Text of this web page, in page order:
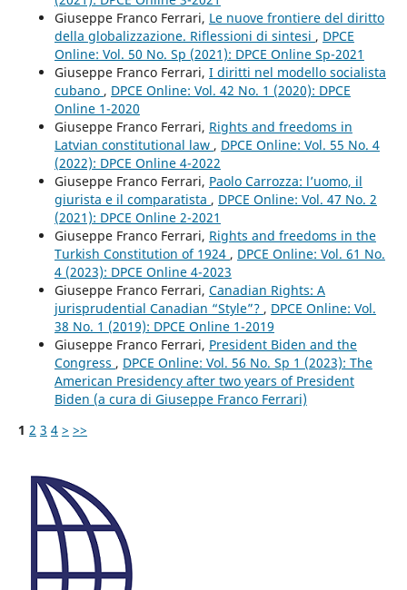
Giuseppe Franco Ferrari, Le nuove frontiere del diritto
della globalizzazione. Riflessioni di sintesi , DPCE
Online: Vol. 50 No. Sp (2021): DPCE Online Sp-2021
Giuseppe Franco Ferrari, I diritti nel modello socialista
cubano , DPCE Online: Vol. 42 No. 1 (2020): DPCE
Online 1-2020
Giuseppe Franco Ferrari, Rights and freedoms in
Latvian constitutional law , DPCE Online: Vol. 55 No. 4
(2022): DPCE Online 4-2022
Giuseppe Franco Ferrari, Paolo Carrozza: l’uomo, il
giurista e il comparatista , DPCE Online: Vol. 47 No. 2
(2021): DPCE Online 2-2021
Giuseppe Franco Ferrari, Rights and freedoms in the
Turkish Constitution of 1924 , DPCE Online: Vol. 61 No.
4 (2023): DPCE Online 4-2023
Giuseppe Franco Ferrari, Canadian Rights: A
jurisprudential Canadian “Style”? , DPCE Online: Vol.
38 No. 1 (2019): DPCE Online 1-2019
Giuseppe Franco Ferrari, President Biden and the
Congress , DPCE Online: Vol. 56 No. Sp 1 (2023): The
American Presidency after two years of President
Biden (a cura di Giuseppe Franco Ferrari)
1 2 3 4 > >>